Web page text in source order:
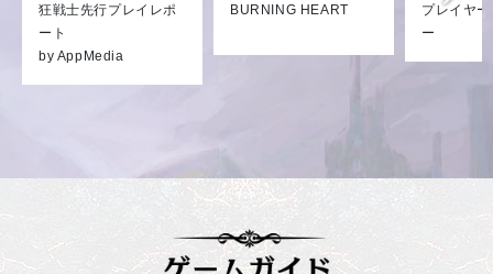
狂戦士先行プレイレポ
ート
by AppMedia
BURNING HEART
プレイヤ
ー